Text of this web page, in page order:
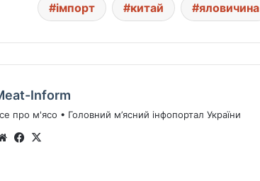
імпорт китай яловичина
Inform
про м'ясо • Головний м’ясний інфопортал України
We Fa